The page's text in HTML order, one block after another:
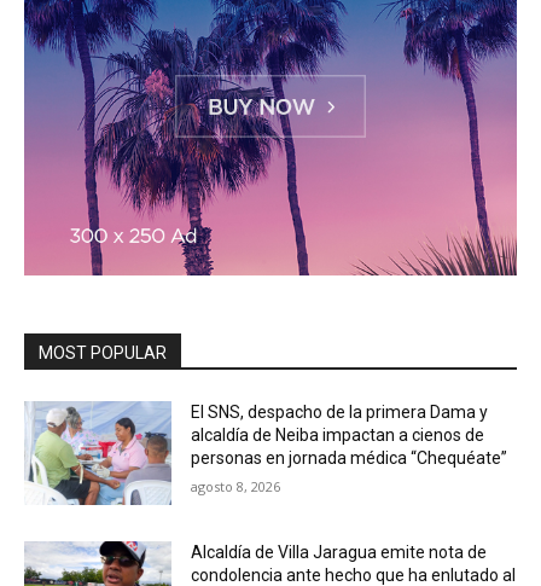
MOST POPULAR
El SNS, despacho de la primera Dama y
alcaldía de Neiba impactan a cienos de
personas en jornada médica “Chequéate”
agosto 8, 2026
Alcaldía de Villa Jaragua emite nota de
condolencia ante hecho que ha enlutado al